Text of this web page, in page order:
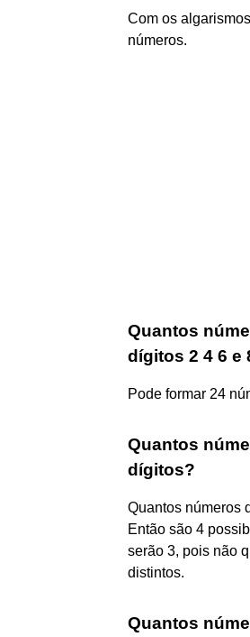
Com os
números.
Quantos
dígitos 2 4 6 e
Pode formar 24
Quantos
dígitos?
Quantos números
Então são 4
serão 3, pois não
distintos.
Quantos